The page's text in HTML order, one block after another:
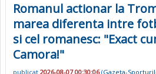
Romanul actionar la
marea diferenta intre
si cel romanesc: "Exact
Camora!"
publicat 2026-08-07 00:30:06(Gazeta-